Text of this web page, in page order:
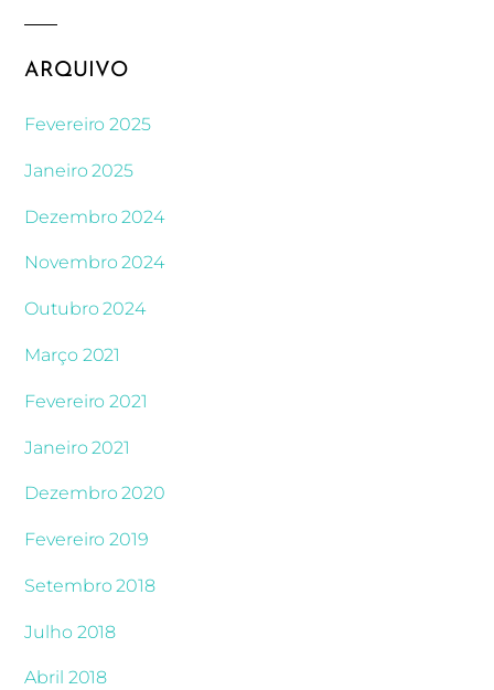
ARQUIVO
Fevereiro 2025
Janeiro 2025
Dezembro 2024
Novembro 2024
Outubro 2024
Março 2021
Fevereiro 2021
Janeiro 2021
Dezembro 2020
Fevereiro 2019
Setembro 2018
Julho 2018
Abril 2018